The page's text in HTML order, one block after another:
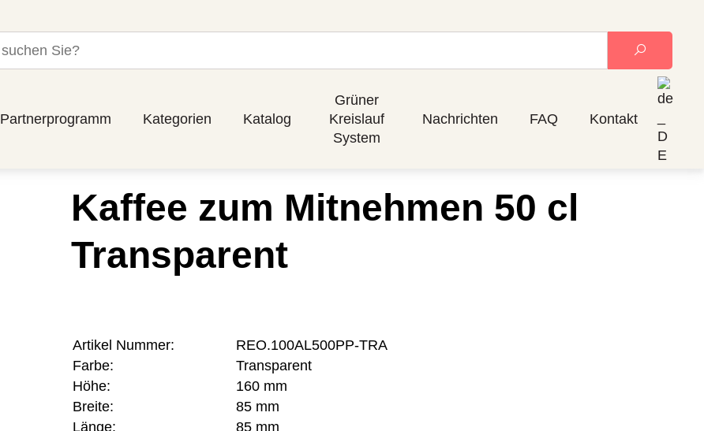
Partnerprogramm Kategorien Katalog
Grüner
Kreislauf
System
Nachrichten FAQ Kontakt
Kaffee zum Mitnehmen 50 cl
Transparent
Artikel Nummer:
REO.100AL500PP-TRA
Farbe:
Transparent
Höhe:
160 mm
Breite:
85 mm
Länge:
85 mm